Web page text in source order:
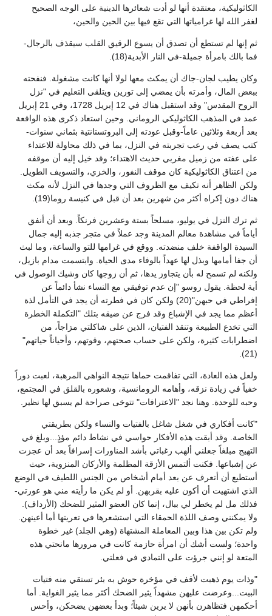
الكاثوليكية، معتقدة أنها لو أدت شعائرها الدينية على الوجه الصحيح
لغفر الله لها غرامياتها التي تقع فيها بين الحين والحين،
ثم إنها لم تستطع أن تصدق أن يسوع الرقيق القلب سيقذف بالرجال-
فما بالك بامرأة جميلة-في النار الأبدية(18).
وكان يطيب لجان-جاك أن يمكث معها لولا أنها كانت مشغولة. فنفحته
ببعض المال، وأمرته بأن يمضي إلى تورين ويتلقى التعليم في "نزل
الروح المقدس" وقد استقبل هناك في 12 إبريل 1728، وفي 21 إبريل
عمد في المذهب الكاثوليكي الروماني. وحين استعاد ذكرى هذه الواقعة
بعد أربعة وثلاثين عاماً-وقبل عودته إلى البروتستانتية بثماني سنوات-
كتب يصف في رعب تجربته في النزل، بما في ذلك محاولة للاعتداء
على عفته من زميل مغربي حديث الاهتداء؛ وقد خيل إليه أن موقفه
من اعتناق الكاثوليكية كان موقف النفور، والخزي، والتسويف الطويل.
ولكن الظاهر أنه تكيف مع الظروف التي وجدها في النزل لأنه مكث
هناك دون إكراه أكثر من شهرين بعد أن قبل في كنيسة روما(19).
ثم ترك النزل في يوليو، مسلحاً بستة وعشرين فرنكاً. وبعد أن أنفق
أياماً في مشاهدة معالم المدينة وجد عملاً في متجر جذبه إليه جمال
السيدة الواقفة خلف منضدته. ووقع في غرامها للتو والساعة، وما لبث
أن جفا أمامها وبذل لها عهداً بالوفاء مدى الحياة. وابتسمت مدام بازيل،
ولكنه لم تسمح له بأن يتجاوز يدها، ثم أن زوجها كان وشيك الوصول في
أية لحظة. يقول روسو "إن عدم توفيقي مع النساء نشأ دائماً عن
إفراطي في حبهن"(20) ولكن كان في فطرته أن يجد في التأمل لذة
أعظم مما يجد في الإشباع وقد فرج عن ضيقه بتلك "التكملة الخطرة
التي تخدع الطبيعة وتنقذ الفتيان، الذين على شاكلتي مزاجاً، من
اضطرابات كثيرة، ولكن على حساب صحتهم، وقوتهم، وأحياناً حياتهم"
(21).
ولعل هذه العادة، التي تفاقمت حماها نتيجة النواهي المرهبة، لعبت دوراً
خفياً في زيادة نزقه، وأهامه الرومانسية، وشعوره بالقلق في المجتمع،
وحبه للوحدة. وهنا نجد "الاعترافات" تتوخى صراحة لم يسبق لها نظير.
"كانت أفكاري في شغل شاغل بالفتيات والنساء ولكن بطريقتي
الخاصة. وقد أبقت هذه الأفكار حواسي في نشاط دائم مؤذٍ...وبلغ في
التهيج مبلغاً جعلني ألهب رغباتي بأشد المناورات إسرافاً بعد أن عجزت
عن إشباعها. فكنت ألتمس الأزقة المظلمة والأركان المنزوية، حيث
أستطيع أن أتعرف عن بعد أمام أشخاص من الجنس اللطيف في الوضع
الذي اشتهيت أن أكون عليه بقربهن. أو لم يكن ما رأيته مني هو عورتي-
فذلك مل لم يخطر لي ببال، إنما كان العضو المثير للضحك (الأرداف).
ولا يمكنني وصف اللذة الحمقاء التي استشعرها في تعريتها أما أعينهن.
ولم تكن بين هذا وبين المعاملة المشتهاة (وهي الجلد) غير خطوة
واحدة؛ ولست أشك أن امرأة حازمة كانت في مرورها مانحتي هذه
المتعة لو إنني جرؤت على التمادي في فعلتي.
"وذات يوم ذهبت لأقف في مؤخرة حوش به بئر تستقي منه فتيات
البيت...وعرضت عليهن مشهداً يثير الضحك أكثر مما يثير الغواية. أما
أحكمهن فتظاهرن بأنهن لا يرين شيئاً؛ وبدأ بعضهن يضحكن، وأحس